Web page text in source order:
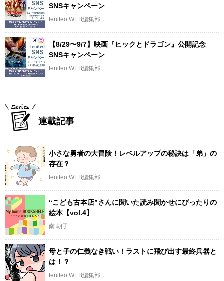
SNSキャンペーン
teniteo WEB編集部
【8/29〜9/7】映画『ヒックとドラゴン』公開記念
SNSキャンペーン
teniteo WEB編集部
連載記事
小さな勇者の大冒険！レベルアップの秘訣は「弟」の
存在？
teniteo WEB編集部
“こども古本店”さんに聞いた読み聞かせにぴったりの
絵本【vol.4】
南 朝子
母と子の仁義なき戦い！ラストに飛び出す最終兵器と
は！？
teniteo WEB編集部